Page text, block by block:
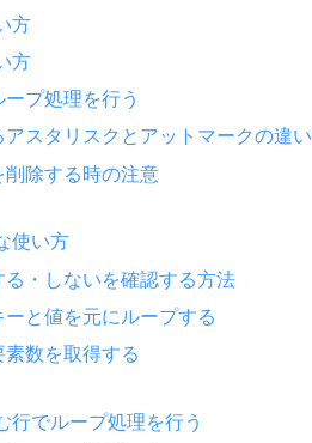
方
方
プ処理を行う
アスタリスクとアットマークの違い
削除する時の注意
使い方
る・しないを確認する方法
と値を元にループする
数を取得する
行でループ処理を行う